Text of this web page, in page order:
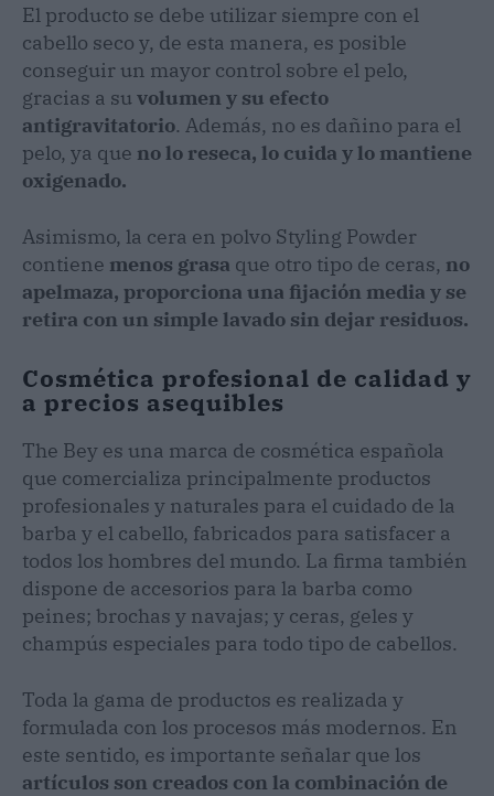
El producto se debe utilizar siempre con el
cabello seco y, de esta manera, es posible
conseguir un mayor control sobre el pelo,
gracias a suvolumen y su efecto
antigravitatorio. Además, no es dañino para el
pelo, ya que no lo reseca, lo cuida y lo mantiene
oxigenado.
Asimismo, la cera en polvo Styling Powder
contiene menos grasa que otro tipo de ceras, no
apelmaza, proporciona una fijación media y se
retira con un simple lavado sin dejar residuos.
Cosmética profesional de calidad y
a precios asequibles
The Bey es una marca de cosmética española
que comercializa principalmente productos
profesionales y naturales para el cuidado de la
barba y el cabello, fabricados para satisfacer a
todos los hombres del mundo. La firma también
dispone de accesorios para la barba como
peines; brochas y navajas; y ceras, geles y
champús especiales para todo tipo de cabellos.
Toda la gama de productos es realizada y
formulada con los procesos más modernos. En
este sentido, es importante señalar que los
artículos son creados con la combinación de